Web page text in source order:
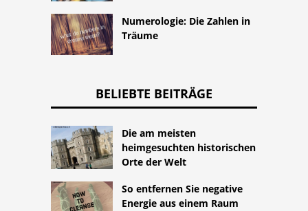
Numerologie: Die Zahlen in
Träume
BELIEBTE BEITRÄGE
Die am meisten
heimgesuchten historischen
Orte der Welt
So entfernen Sie negative
Energie aus einem Raum